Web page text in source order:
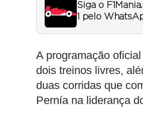
Siga o
1 pelo
A programação
dois treinos livres,
duas corridas que
Pernía na liderança